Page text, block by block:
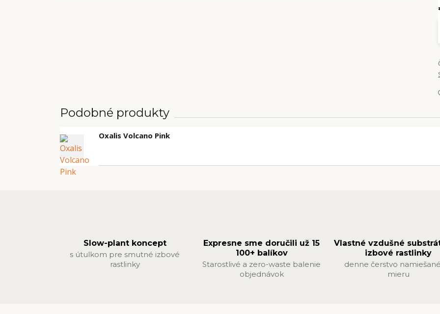
Podobné produkty
Oxalis Volcano Pink
Slow-plant koncept
s útulkom pre smutné izbové
rastlinky
Expresne sme doručili už 15
100+ balíkov
Starostlivé a zero-waste balenie
objednávok
Vlastné vzdušné
izbové rastlinky
denne čerstvo
mieru